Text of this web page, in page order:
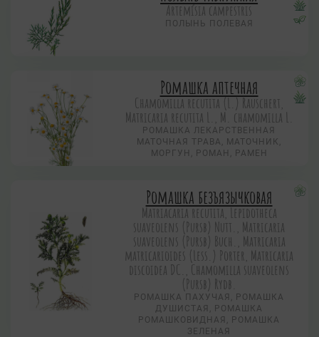
Artemísia campestris
ПОЛЫНЬ ПОЛЕВАЯ
Ромашка аптечная
Chamomilla recutita (L.) Rauschert,
Matricaria recutita L., M. chamomilla L.
РОМАШКА ЛЕКАРСТВЕННАЯ
МАТОЧНАЯ ТРАВА, МАТОЧНИК,
МОРГУН, РОМАН, РАМЕН
Ромашка безъязычковая
Matriacaria recutita, Lepidotheca
suaveolens (Pursb) Nutt., Matricaria
suaveolens (Pursb) Buch., Matricaria
matricarioides (Less.) Porter, Matricaria
discoidea DC., Chamomilla suaveolens
(Pursb) Rydb.
РОМАШКА ПАХУЧАЯ, РОМАШКА
ДУШИСТАЯ, РОМАШКА
РОМАШКОВИДНАЯ, РОМАШКА
ЗЕЛЕНАЯ